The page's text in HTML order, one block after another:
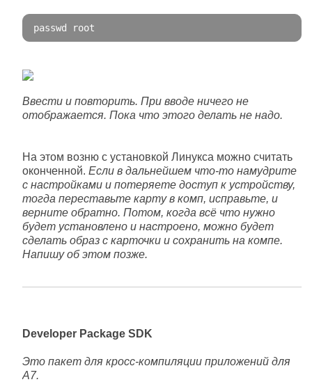
passwd root
Ввести и повторить. При вводе ничего не
отображается. Пока что этого делать не надо.
На этом возню с установкой Линукса можно считать
оконченной. Если в дальнейшем что-то намудрите
с настройками и потеряете доступ к устройству,
тогда переставьте карту в комп, исправьте, и
верните обратно. Потом, когда всё что нужно
будет установлено и настроено, можно будет
сделать образ с карточки и сохранить на компе.
Напишу об этом позже.
Developer Package SDK
Это пакет для кросс-компиляции приложений для
А7.